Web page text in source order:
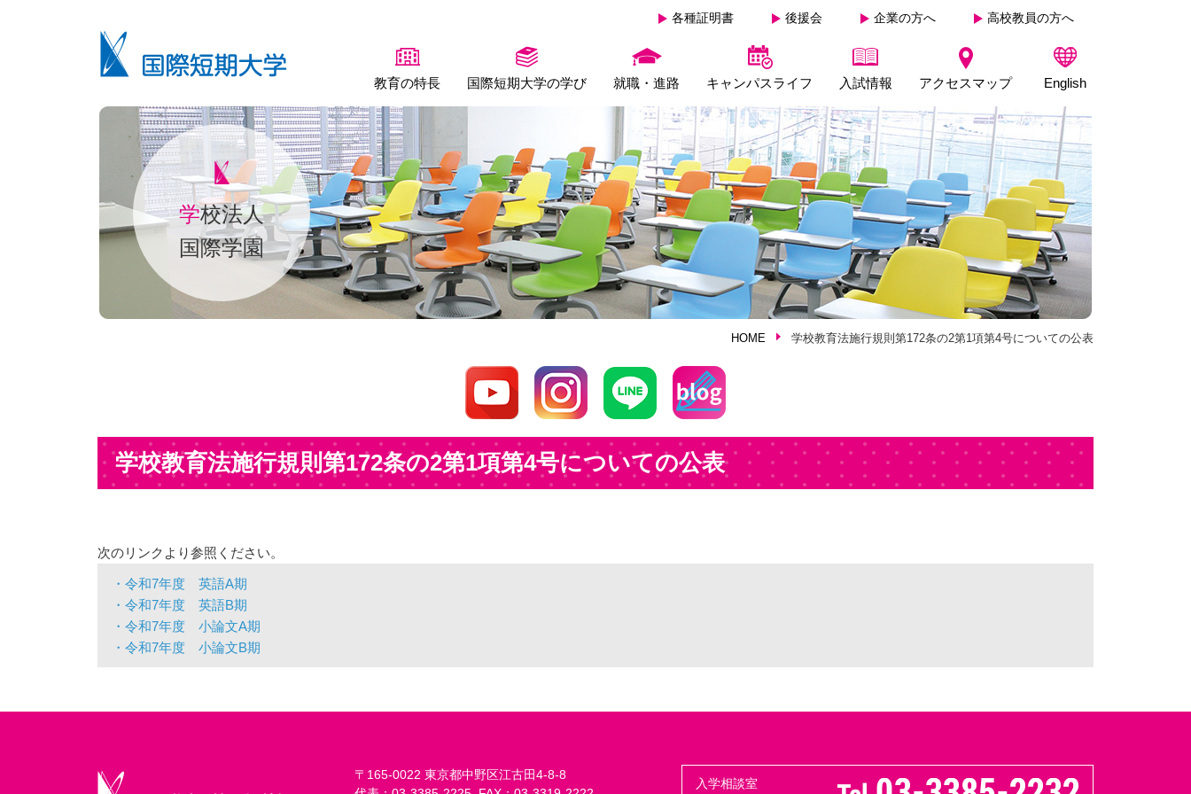
各種証明書 後援会 企業の方へ 高校教員の方へ
教育の特長 国際短期大学の学び 就職・進路 キャンパスライフ 入試情報 アクセスマップ English
学校法人
国際学園
HOME 学校教育法施行規則第172条の2第1項第4号についての公表
学校教育法施行規則第172条の2第1項第4号についての公表
次のリンクより参照ください。
・令和7年度 英語A期
・令和7年度 英語B期
・令和7年度 小論文A期
・令和7年度 小論文B期
〒165-0022 東京都中野区江古田4-8-8
入学相談室